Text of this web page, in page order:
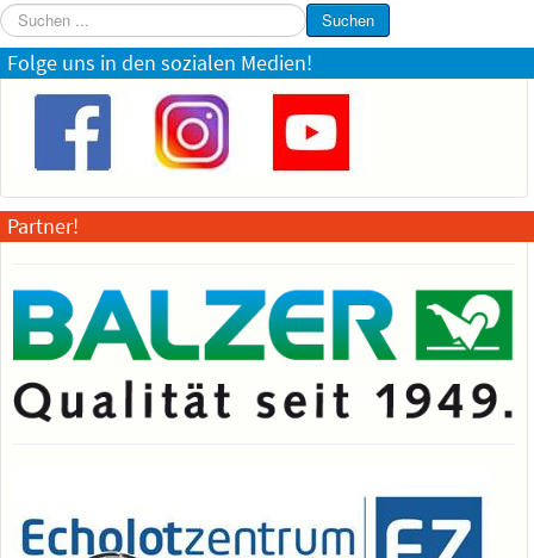
Suchen
...
Suchen
Folge uns in den sozialen Medien!
Partner!